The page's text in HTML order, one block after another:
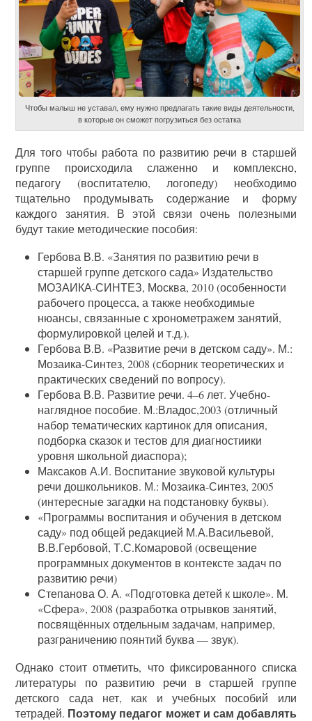
Чтобы малыш не уставал, ему нужно предлагать такие виды деятельности,
в которые он сможет погрузиться без остатка
Для того чтобы работа по развитию речи в старшей
группе происходила слаженно и комплексно,
педагогу (воспитателю, логопеду) необходимо
тщательно продумывать содержание и форму
каждого занятия. В этой связи очень полезными
будут такие методические пособия:
Гербова В.В. «Занятия по развитию речи в
старшей группе детского сада» Издательство
МОЗАИКА-СИНТЕЗ, Москва, 2010 (особенности
рабочего процесса, а также необходимые
нюансы, связанные с хронометражем занятий,
формулировкой целей и т.д.).
Гербова В.В. «Развитие речи в детском саду». М.:
Мозаика-Синтез, 2008 (сборник теоретических и
практических сведений по вопросу).
Гербова В.В. Развитие речи. 4–6 лет. Учебно-
наглядное пособие. М.:Владос,2003 (отличный
набор тематических картинок для описания,
подборка сказок и тестов для диагностиики
уровня школьной диаспора);
Максаков А.И. Воспитание звуковой культуры
речи дошкольников. М.: Мозаика-Синтез, 2005
(интересные загадки на подстановку буквы).
«Программы воспитания и обучения в детском
саду» под общей редакцией М.А.Васильевой,
В.В.Гербовой, Т.С.Комаровой (освещение
программных документов в контексте задач по
развитию речи)
Степанова О. А. «Подготовка детей к школе». М.
«Сфера», 2008 (разработка отрывков занятий,
посвящённых отдельным задачам, например,
разграничению поянтий буква — звук).
Однако стоит отметить, что фиксированного списка
литературы по развитию речи в старшей группе
детского сада нет, как и учебных пособий или
тетрадей. Поэтому педагог может и сам добавлять